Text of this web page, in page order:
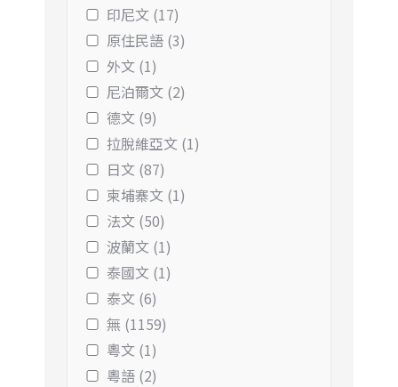
印尼文 (17)
原住民語 (3)
外文 (1)
尼泊爾文 (2)
德文 (9)
拉脫維亞文 (1)
日文 (87)
柬埔寨文 (1)
法文 (50)
波蘭文 (1)
泰國文 (1)
泰文 (6)
無 (1159)
粵文 (1)
粵語 (2)